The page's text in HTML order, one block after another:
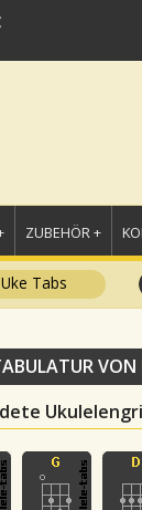
ZUBEHÖR +
Tabs
VON